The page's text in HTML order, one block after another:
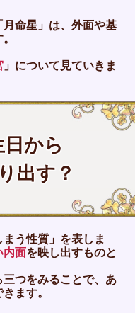
命星」は、外面や基
」について見ていきま
から
出す？
う性質」を表しま
内面を映し出すものと
つをみることで、あ
ます。